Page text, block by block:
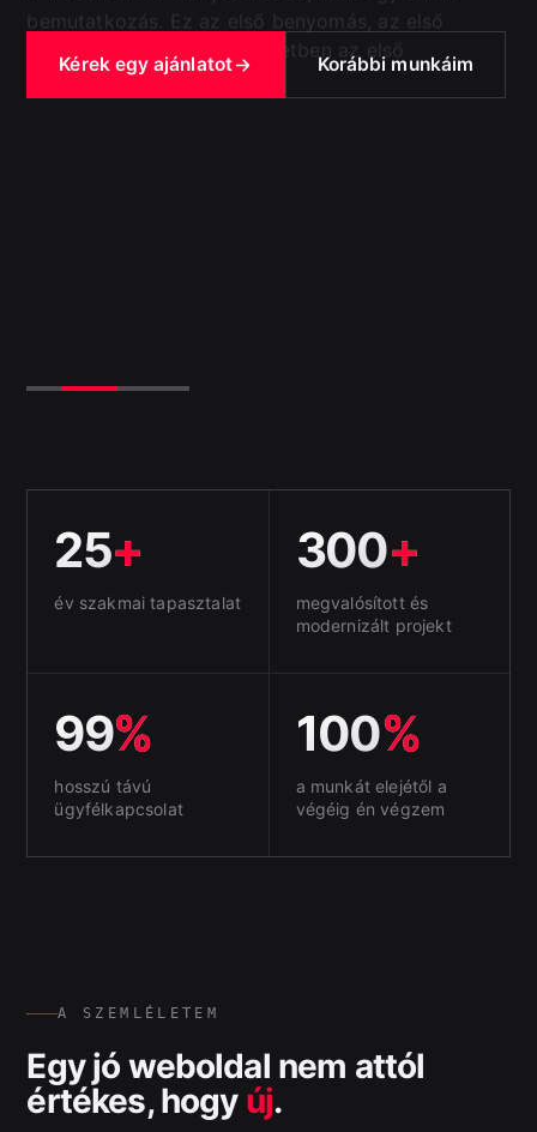
Kérek egy ajánlatot Korábbi munkáim
25+
év szakmai tapasztalat
300+
megvalósított és
modernizált projekt
99%
hosszú távú
ügyfélkapcsolat
100%
a munkát elejétől a
végéig én végzem
A SZEMLÉLETEM
Egy jó weboldal nem attól
értékes, hogy új.